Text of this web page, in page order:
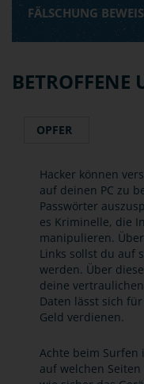
FÄLSCHUNG
BETROFFENE
OPFER
Hacker können
auf deinen PC zu
Passwörter
es Kriminelle, die
manipulieren.
Links sollst du auf
werden. Über
deine
Daten lässt sich
Geld verdienen.
Achte beim Surfen
auf welchen